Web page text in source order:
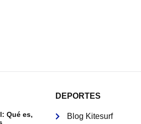
Qué es,
DEPORTES
Blog Kitesurf